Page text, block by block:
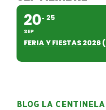
20
SEP
25
FERIA Y FIESTAS 2026
BLOG LA CENTINELA